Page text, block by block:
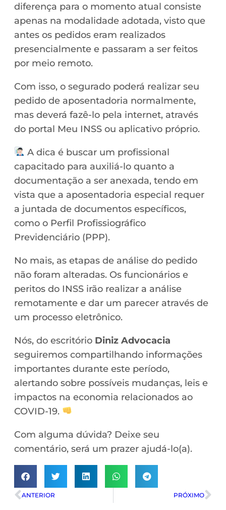
diferença para o momento atual consiste
apenas na modalidade adotada, visto que
antes os pedidos eram realizados
presencialmente e passaram a ser feitos
por meio remoto.
Com isso, o segurado poderá realizar seu
pedido de aposentadoria normalmente,
mas deverá fazê-lo pela internet, através
do portal Meu INSS ou aplicativo próprio.
A dica é buscar um profissional
capacitado para auxiliá-lo quanto a
documentação a ser anexada, tendo em
vista que a aposentadoria especial requer
a juntada de documentos específicos,
como o Perfil Profissiográfico
Previdenciário (PPP).
No mais, as etapas de análise do pedido
não foram alteradas. Os funcionários e
peritos do INSS irão realizar a análise
remotamente e dar um parecer através de
um processo eletrônico.
Nós, do escritório Diniz Advocacia
seguiremos compartilhando informações
importantes durante este período,
alertando sobre possíveis mudanças, leis e
impactos na economia relacionados ao
COVID-19.
Com alguma dúvida? Deixe seu
comentário, será um prazer ajudá-lo(a).
ANTERIOR PRÓXIMO